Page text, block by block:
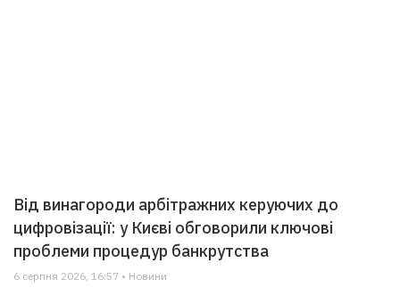
Від винагороди арбітражних керуючих до
цифровізації: у Києві обговорили ключові
проблеми процедур банкрутства
6 серпня 2026, 16:57 • Новини